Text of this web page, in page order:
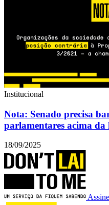
Institucional
Nota: Senado precisa
parlamentares acima da
18/09/2025